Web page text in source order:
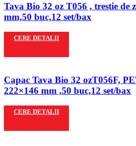
Tava Bio 32 oz T056 , trestie de
mm,50 buc,12 set/bax
CERE DETALII
Capac Tava Bio 32 ozT056F,
222×146 mm ,50 buc,12 set/bax
CERE DETALII